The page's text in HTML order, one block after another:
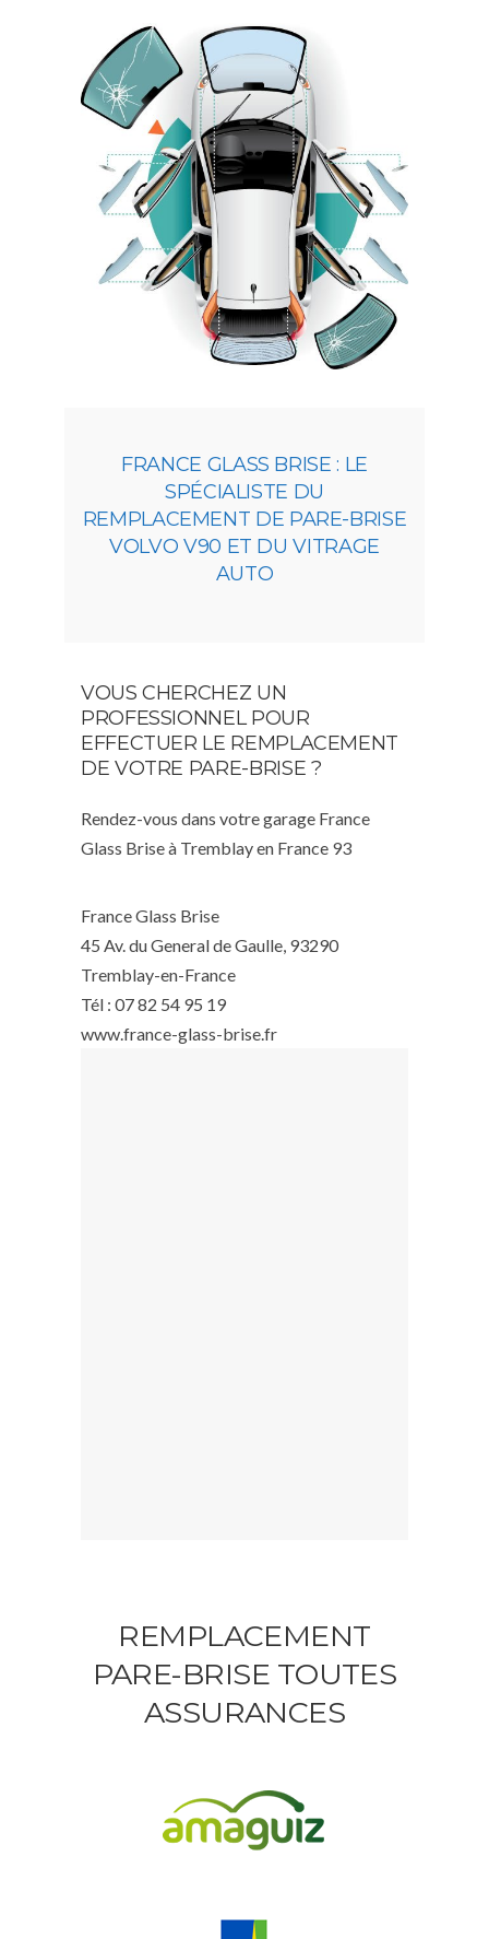
FRANCE GLASS BRISE : LE
SPÉCIALISTE DU
REMPLACEMENT DE PARE-BRISE
VOLVO V90 ET DU VITRAGE
AUTO
VOUS CHERCHEZ UN
PROFESSIONNEL POUR
EFFECTUER LE REMPLACEMENT
DE VOTRE PARE-BRISE ?
Rendez-vous dans votre garage France
Glass Brise à Tremblay en France 93
France Glass Brise
45 Av. du General de Gaulle, 93290
Tremblay-en-France
Tél : 07 82 54 95 19
www.france-glass-brise.fr
REMPLACEMENT
PARE-BRISE TOUTES
ASSURANCES